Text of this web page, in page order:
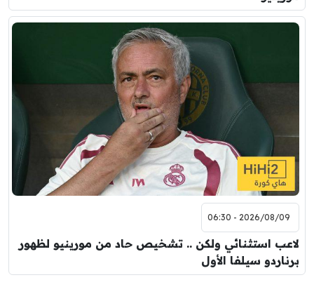
2026/08/09 - 06:30
لاعب استثنائي ولكن .. تشخيص حاد من مورينيو لظهور
برناردو سيلفا الأول